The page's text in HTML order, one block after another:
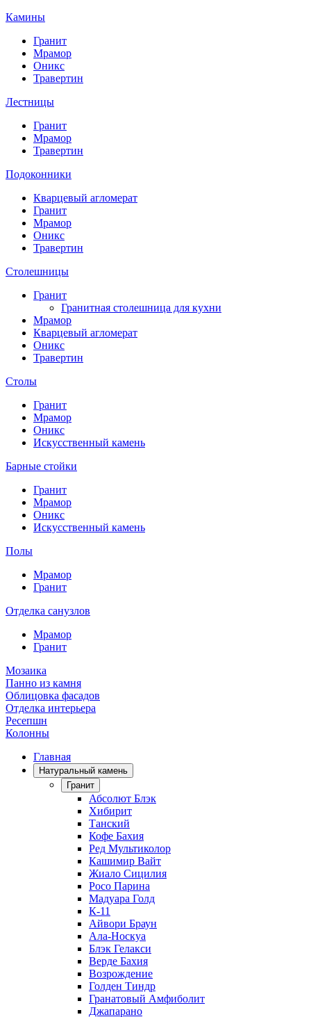
Камины
Гранит
Мрамор
Оникс
Травертин
Лестницы
Гранит
Мрамор
Травертин
Подоконники
Кварцевый агломерат
Гранит
Мрамор
Оникс
Травертин
Столешницы
Гранит
Гранитная столешница для кухни
Мрамор
Кварцевый агломерат
Оникс
Травертин
Столы
Гранит
Мрамор
Оникс
Искусственный камень
Барные стойки
Гранит
Мрамор
Оникс
Искусственный камень
Полы
Мрамор
Гранит
Отделка санузлов
Мрамор
Гранит
Мозаика
Панно из камня
Облицовка фасадов
Отделка интерьера
Ресепшн
Колонны
Главная
Натуральный камень
Гранит
Абсолют Блэк
Хибирит
Танский
Кофе Бахия
Ред Мультиколор
Кашимир Вайт
Жиало Сицилия
Росо Парина
Мадуара Голд
К-11
Айвори Браун
Ала-Носкуа
Блэк Гелакси
Верде Бахия
Возрождение
Голден Тиндр
Гранатовый Амфиболит
Джапарано